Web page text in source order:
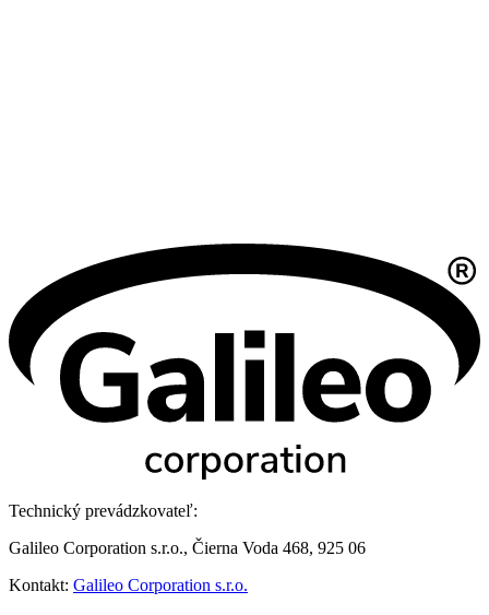
Technický prevádzkovateľ:
Galileo Corporation s.r.o., Čierna Voda 468, 925 06
Kontakt: Galileo Corporation s.r.o.